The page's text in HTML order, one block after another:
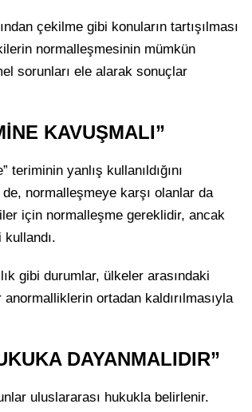
çekilme gibi konuların tartışılması
normalleşmesinin mümkün
sorunları ele alarak sonuçlar
KAVUŞMALI”
yanlış kullanıldığını
normalleşmeye karşı olanlar da
için normalleşme gereklidir, ancak
gibi durumlar, ülkeler arasındaki
ortadan kaldırılmasıyla
DAYANMALIDIR”
uluslararası hukukla belirlenir.